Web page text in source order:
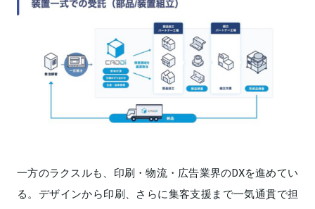
一方のラクスルも、印刷・物流・広告業界のDXを進めてい
る。デザインから印刷、さらに集客支援まで一気通貫で担